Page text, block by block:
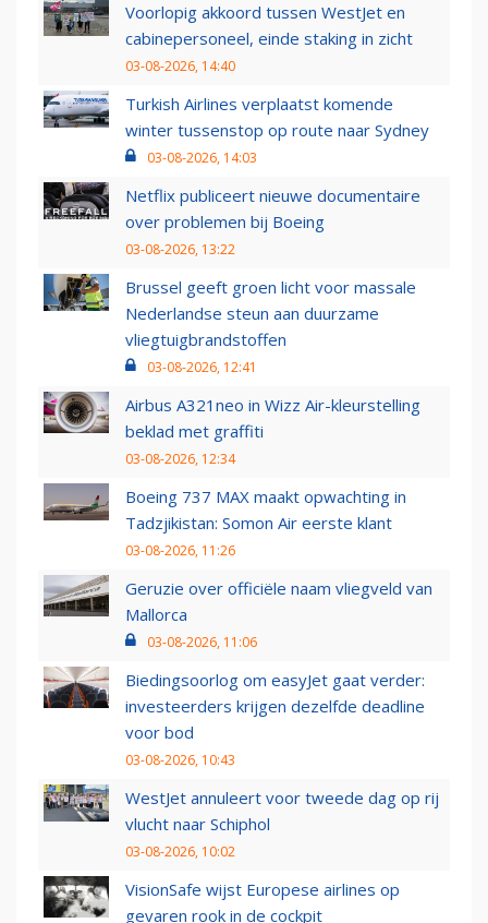
Voorlopig akkoord tussen WestJet en
cabinepersoneel, einde staking in zicht
03-08-2026, 14:40
Turkish Airlines verplaatst komende
winter tussenstop op route naar Sydney
03-08-2026, 14:03
Netflix publiceert nieuwe documentaire
over problemen bij Boeing
03-08-2026, 13:22
Brussel geeft groen licht voor massale
Nederlandse steun aan duurzame
vliegtuigbrandstoffen
03-08-2026, 12:41
Airbus A321neo in Wizz Air-kleurstelling
beklad met graffiti
03-08-2026, 12:34
Boeing 737 MAX maakt opwachting in
Tadzjikistan: Somon Air eerste klant
03-08-2026, 11:26
Geruzie over officiële naam vliegveld van
Mallorca
03-08-2026, 11:06
Biedingsoorlog om easyJet gaat verder:
investeerders krijgen dezelfde deadline
voor bod
03-08-2026, 10:43
WestJet annuleert voor tweede dag op rij
vlucht naar Schiphol
03-08-2026, 10:02
VisionSafe wijst Europese airlines op
gevaren rook in de cockpit